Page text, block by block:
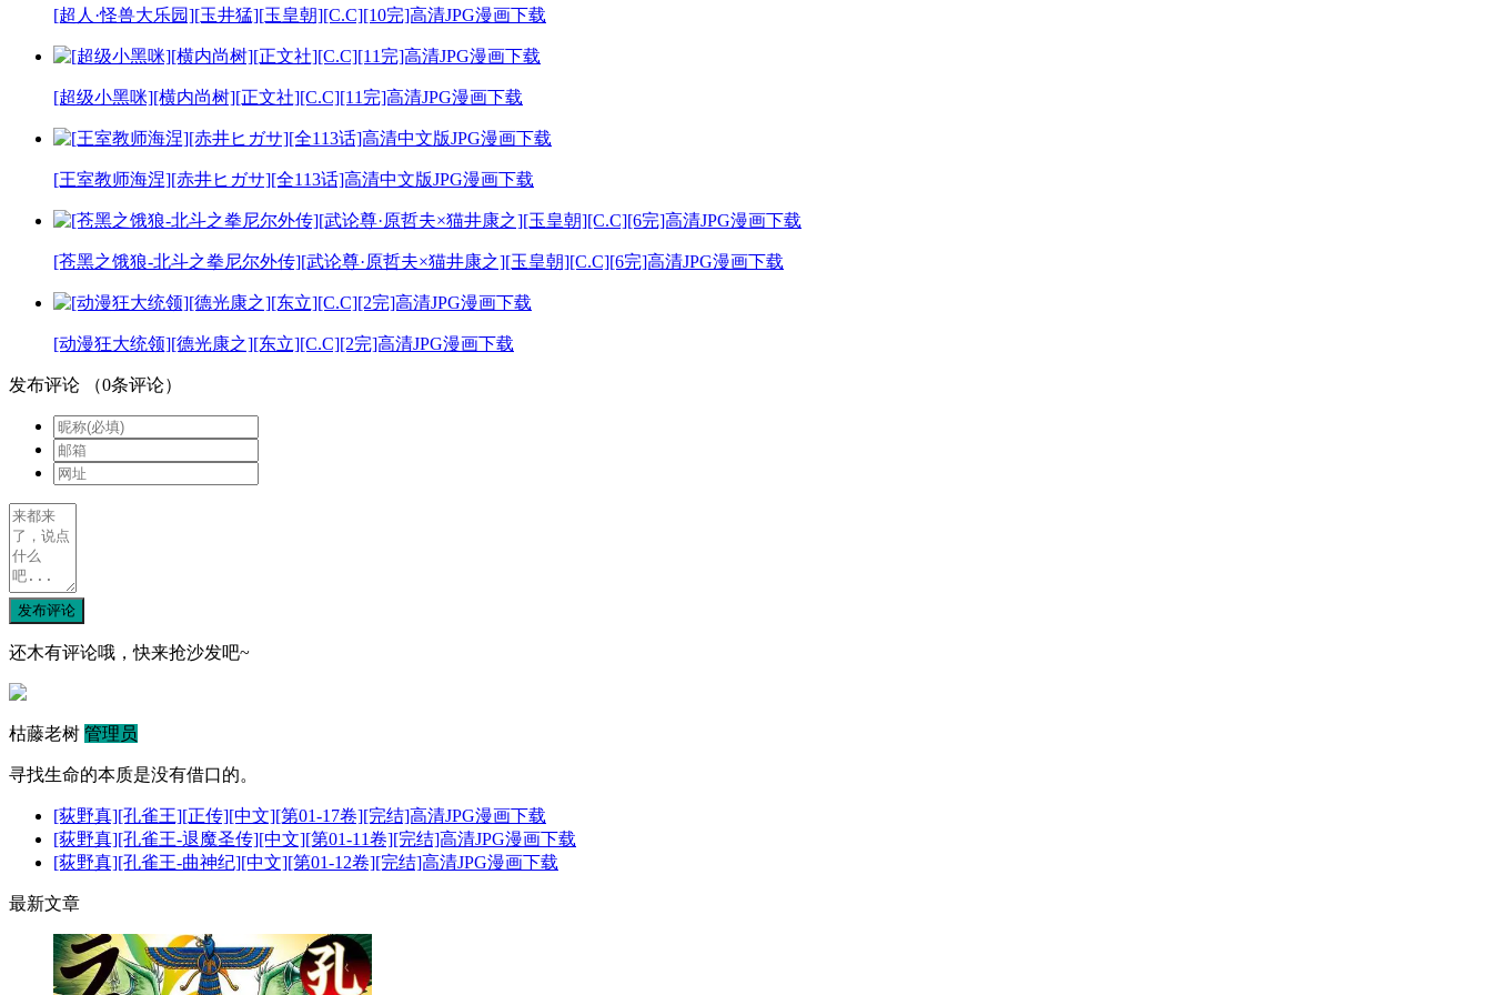
[超人·怪兽大乐园][玉井猛][玉皇朝][C.C][10完]高清JPG漫画下载
[超级小黑咪][横内尚树][正文社][C.C][11完]高清JPG漫画下载
[王室教师海涅][赤井ヒガサ][全113话]高清中文版JPG漫画下载
[苍黑之饿狼-北斗之拳尼尔外传][武论尊·原哲夫×猫井康之][玉皇朝][C.C][6完]高清JPG漫画下载
[动漫狂大统领][德光康之][东立][C.C][2完]高清JPG漫画下载
发布评论 （0条评论）
发布评论
还木有评论哦，快来抢沙发吧~
枯藤老树 管理员
寻找生命的本质是没有借口的。
[荻野真][孔雀王][正传][中文][第01-17卷][完结]高清JPG漫画下载
[荻野真][孔雀王-退魔圣传][中文][第01-11卷][完结]高清JPG漫画下载
[荻野真][孔雀王-曲神纪][中文][第01-12卷][完结]高清JPG漫画下载
最新文章